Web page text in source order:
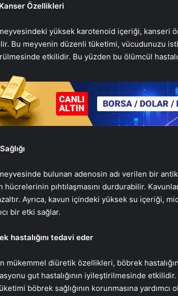
Özellikleri
yüksek karotenoid içeriği, kanseri
Bu meyvenin düzenli tüketimi, vücudunuzu
etkilidir. Bu yüzden bu ölümcül
bulunan adenosin adı verilen bir
hücrelerinin pıhtılaşmasını durdurabilir.
Ayrıca, kavun içindeki yüksek su içeriği,
bir etki sağlar.
hastalığını tedavi eder
mükemmel diüretik özellikleri, böbrek
gut hastalığının iyileştirilmesinde
böbrek sağlığının korunmasına yardımcı